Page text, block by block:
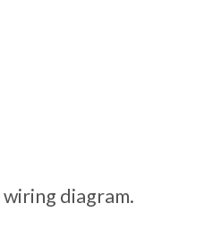
wiring diagram.